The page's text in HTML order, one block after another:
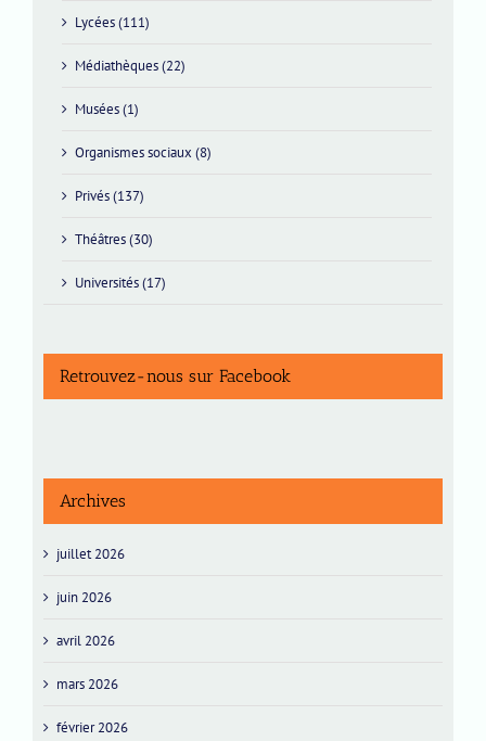
Lycées (111)
Médiathèques (22)
Musées (1)
Organismes sociaux (8)
Privés (137)
Théâtres (30)
Universités (17)
Retrouvez-nous sur Facebook
Archives
juillet 2026
juin 2026
avril 2026
mars 2026
février 2026